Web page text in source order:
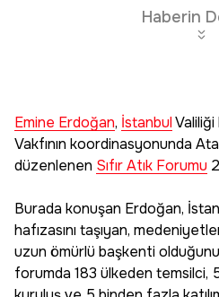
Haberin
Emine Erdoğan, İstanbulValiliği
Vakfının koordinasyonunda
düzenlenen Sıfır Atık Forumu
Burada konuşan Erdoğan,
hafızasını taşıyan,
uzun ömürlü başkenti
forumda 183 ülkeden temsilci,